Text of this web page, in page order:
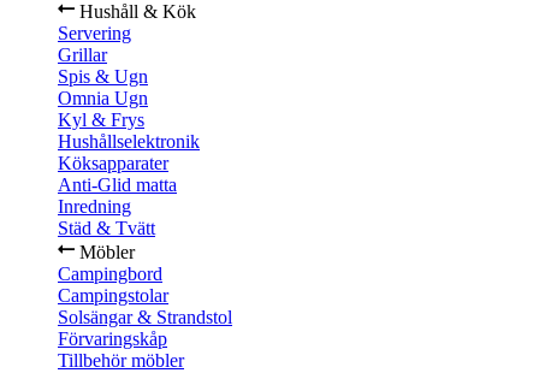
Hushåll & Kök
Servering
Grillar
Spis & Ugn
Omnia Ugn
Kyl & Frys
Hushållselektronik
Köksapparater
Anti-Glid matta
Inredning
Städ & Tvätt
Möbler
Campingbord
Campingstolar
Solsängar & Strandstol
Förvaringskåp
Tillbehör möbler